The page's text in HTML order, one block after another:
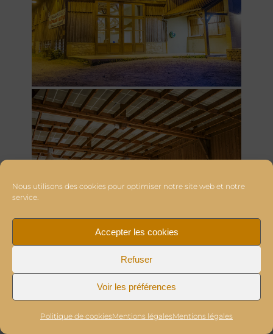
Nous utilisons des cookies pour optimiser notre site web et notre
service.
Accepter les cookies
Refuser
Voir les préférences
Politique de cookiesMentions légalesMentions légales